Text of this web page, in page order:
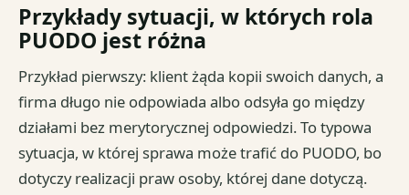
Przykłady sytuacji, w których rola
PUODO jest różna
Przykład pierwszy: klient żąda kopii swoich danych, a
firma długo nie odpowiada albo odsyła go między
działami bez merytorycznej odpowiedzi. To typowa
sytuacja, w której sprawa może trafić do PUODO, bo
dotyczy realizacji praw osoby, której dane dotyczą.